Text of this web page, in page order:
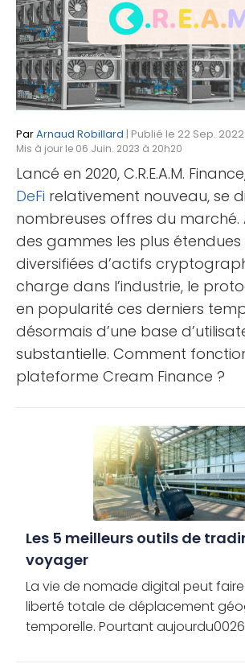
ParArnaud Robillard | Publié le 22 Sep. 2022
Mis à jour le 06 Juin. 2023 à 20h20
Lancé en 2020, C.R.E.A.M.
DeFi relativement nouveau, se
nombreuses offres du marché.
des gammes les plus étendues
diversifiées d’actifs
charge dans l’industrie, le
en popularité ces derniers
désormais d’une base
substantielle. Comment
plateforme Cream Finance ?
Les 5 meilleurs outils de
voyager
La vie de nomade digital peut faire
liberté totale de déplacement
temporelle. Pourtant